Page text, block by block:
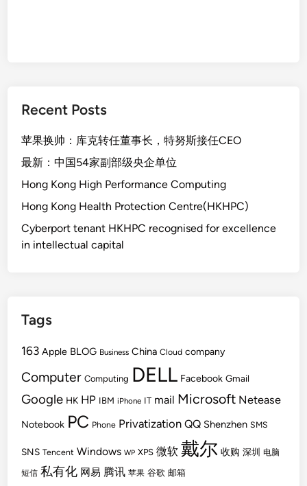
Recent Posts
苹果换帅：库克转任董事长，特努斯接任CEO
最新：中国54家副部级央企单位
Hong Kong High Performance Computing
Hong Kong Health Protection Centre(HKHPC)
Cyberport tenant HKHPC recognised for excellence
in intellectual capital
Tags
163 Apple BLOG Business China Cloud company
Computer Computing DELL Facebook Gmail
Google HK HP IBM iPhone IT mail Microsoft Netease
Notebook PC Phone Privatization QQ Shenzhen SMS
SNS Tencent Windows WP XPS 微软 戴尔 收购 深圳 电脑
短信 私有化 网易 腾讯 苹果 谷歌 邮箱